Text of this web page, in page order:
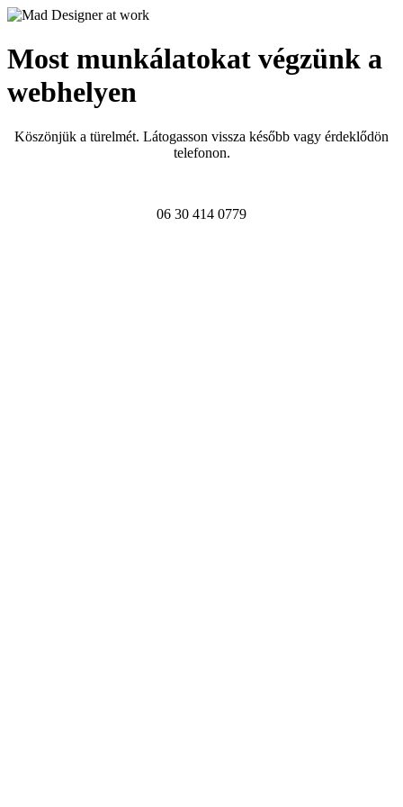
Most munkálatokat végzünk a
webhelyen
Köszönjük a türelmét. Látogasson vissza később vagy érdeklődön
telefonon.
06 30 414 0779